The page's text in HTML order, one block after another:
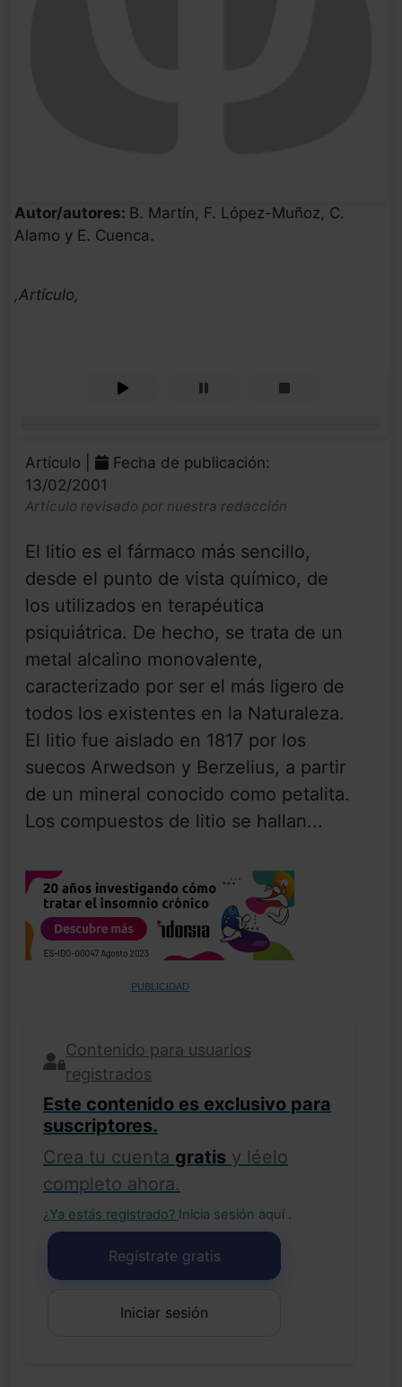
Autor/autores: B. Martín, F. López-Muñoz, C.
Alamo y E. Cuenca.
,Artículo,
Artículo |
Fecha de publicación:
13/02/2001
Artículo revisado por nuestra redacción
El litio es el fármaco más sencillo,
desde el punto de vista químico, de
los utilizados en terapéutica
psiquiátrica. De hecho, se trata de un
metal alcalino monovalente,
caracterizado por ser el más ligero de
todos los existentes en la Naturaleza.
El litio fue aislado en 1817 por los
suecos Arwedson y Berzelius, a partir
de un mineral conocido como petalita.
Los compuestos de litio se hallan...
PUBLICIDAD
Contenido para usuarios
registrados
Este contenido es exclusivo para
suscriptores.
Crea tu cuenta gratis y léelo
completo ahora.
¿Ya estás registrado? Inicia sesión aquí .
Regístrate gratis
Iniciar sesión